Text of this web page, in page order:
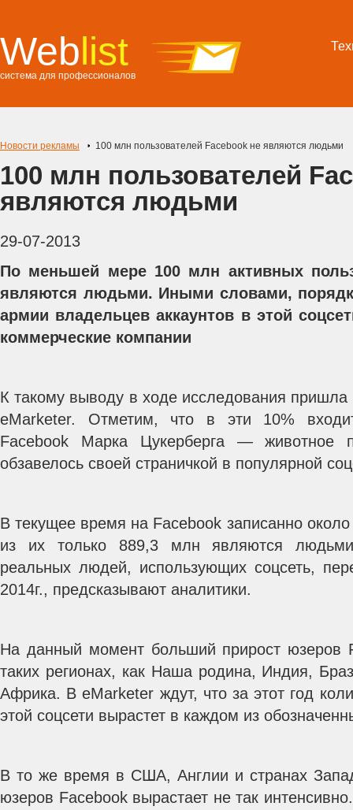
Weblist
система для профессионалов
Новости рекламы 100 млн пользователей Facebook не являются людьми
100 млн пользователей
являются людьми
29-07-2013
По меньшей мере 100 млн активных
являются людьми. Иными словами,
армии владельцев аккаунтов в этой
коммерческие компании
К такому выводу в ходе исследования пришла
eMarketer. Отметим, что в эти 10%
Facebook Марка Цукерберга — животное
обзавелось своей страничкой в популярной
В текущее время на Facebook записанно
из их только 889,3 млн являются
реальных людей, использующих соцсеть,
2014г., предсказывают аналитики.
На данный момент больший прирост юзеров
таких регионах, как Наша родина, Индия,
Африка. В eMarketer ждут, что за этот год
этой соцсети вырастет в каждом из
В то же время в США, Англии и странах
юзеров Facebook вырастает не так